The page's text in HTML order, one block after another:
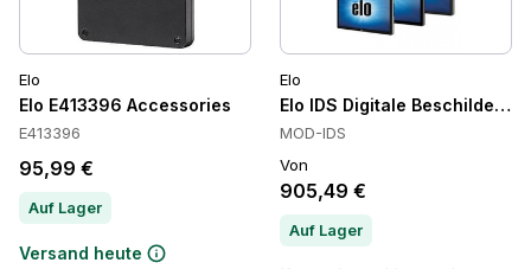
Elo
Elo E413396 Accessories
E413396
95,99 €
Auf Lager
Versand heute
Elo
Elo IDS Digitale
MOD-IDS
Von
905,49 €
Auf Lager